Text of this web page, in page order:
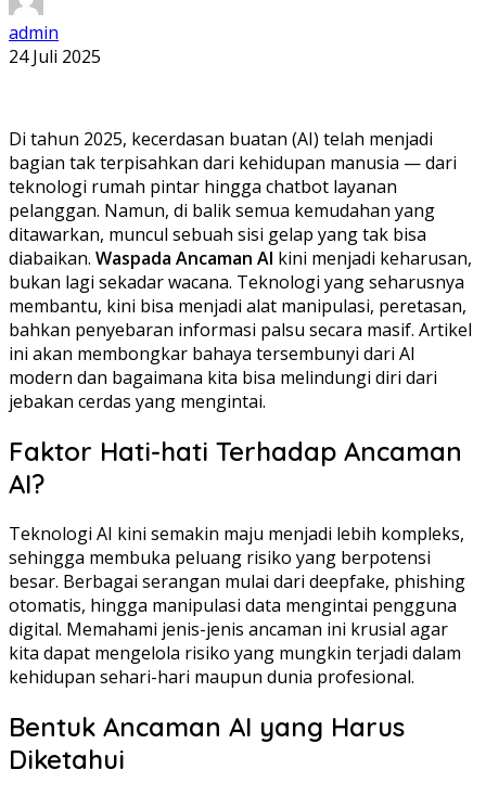
admin
24 Juli 2025
Di tahun 2025, kecerdasan buatan (AI) telah menjadi
bagian tak terpisahkan dari kehidupan manusia — dari
teknologi rumah pintar hingga chatbot layanan
pelanggan. Namun, di balik semua kemudahan yang
ditawarkan, muncul sebuah sisi gelap yang tak bisa
diabaikan. Waspada Ancaman AI kini menjadi keharusan,
bukan lagi sekadar wacana. Teknologi yang seharusnya
membantu, kini bisa menjadi alat manipulasi, peretasan,
bahkan penyebaran informasi palsu secara masif. Artikel
ini akan membongkar bahaya tersembunyi dari AI
modern dan bagaimana kita bisa melindungi diri dari
jebakan cerdas yang mengintai.
Faktor Hati-hati Terhadap Ancaman
AI?
Teknologi AI kini semakin maju menjadi lebih kompleks,
sehingga membuka peluang risiko yang berpotensi
besar. Berbagai serangan mulai dari deepfake, phishing
otomatis, hingga manipulasi data mengintai pengguna
digital. Memahami jenis-jenis ancaman ini krusial agar
kita dapat mengelola risiko yang mungkin terjadi dalam
kehidupan sehari-hari maupun dunia profesional.
Bentuk Ancaman AI yang Harus
Diketahui